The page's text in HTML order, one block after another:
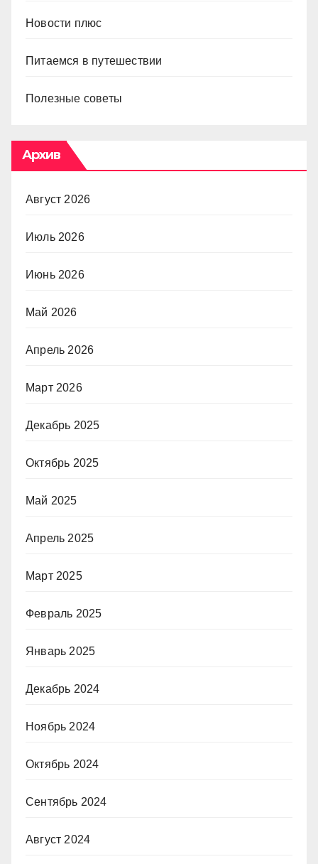
Новости плюс
Питаемся в путешествии
Полезные советы
Архив
Август 2026
Июль 2026
Июнь 2026
Май 2026
Апрель 2026
Март 2026
Декабрь 2025
Октябрь 2025
Май 2025
Апрель 2025
Март 2025
Февраль 2025
Январь 2025
Декабрь 2024
Ноябрь 2024
Октябрь 2024
Сентябрь 2024
Август 2024